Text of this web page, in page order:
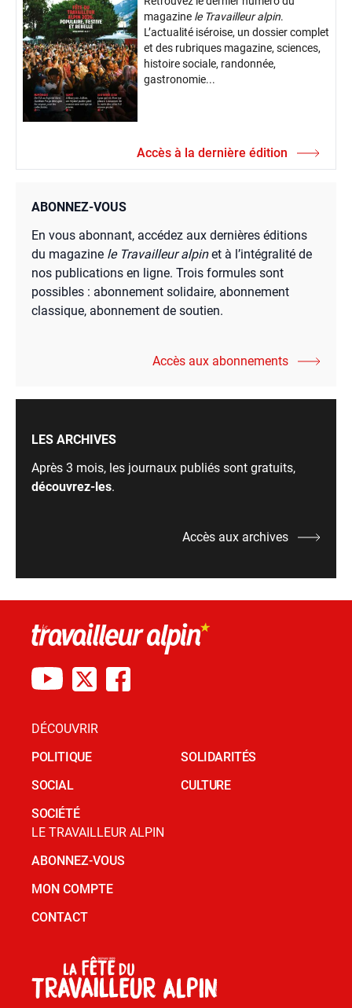
magazine le Travailleur alpin.
L’actualité iséroise, un dossier complet
et des rubriques magazine, sciences,
histoire sociale, randonnée,
gastronomie...
Accès à la dernière édition
ABONNEZ-VOUS
En vous abonnant, accédez aux dernières éditions
du magazine le Travailleur alpinet à l’intégralité de
nos publications en ligne. Trois formules sont
possibles : abonnement solidaire, abonnement
classique, abonnement de soutien.
Accès aux abonnements
LES ARCHIVES
Après 3 mois, les journaux publiés sont gratuits,
découvrez-les.
Accès aux archives
DÉCOUVRIR
POLITIQUE
SOCIAL
SOCIÉTÉ
SOLIDARITÉS
CULTURE
LE TRAVAILLEUR ALPIN
ABONNEZ-VOUS
MON COMPTE
CONTACT